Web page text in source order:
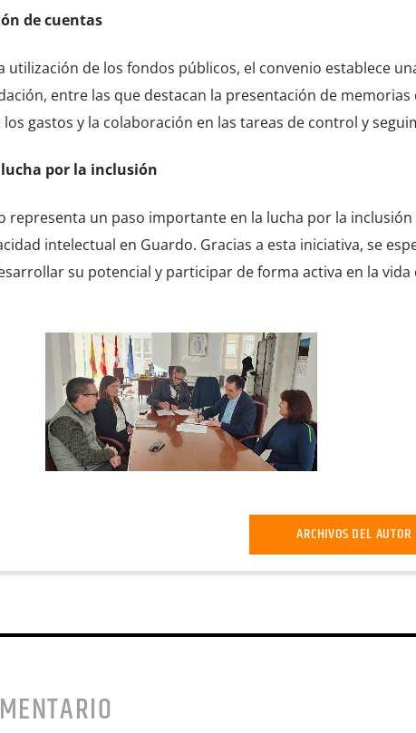
de cuentas
utilización de los fondos públicos, el convenio establece
entre las que destacan la presentación de memorias
gastos y la colaboración en las tareas de control y
por la inclusión
representa un paso importante en la lucha por la
intelectual en Guardo. Gracias a esta iniciativa, se
su potencial y participar de forma activa en la vida
ARCHIVOS DEL AUTOR